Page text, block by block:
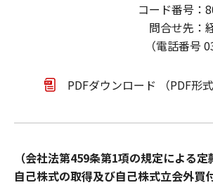
コード番号：
問合せ先：
（電話番号
PDFダウンロード （PDF形
（会社法第459条第1項の規定による
自己株式の取得及び自己株式立会外買